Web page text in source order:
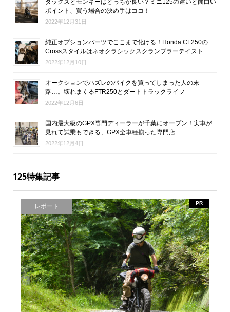
ポイント、買う場合の決め手はココ！
2022年12月31日
純正オプションパーツでここまで化ける！Honda CL250の
Crossスタイルはネオクラシックスクランブラーテイスト
2022年12月10日
オークションでハズレのバイクを買ってしまった人の末
路…。壊れまくるFTR250とダートトラックライフ
2022年12月6日
国内最大級のGPX専門ディーラーが千葉にオープン！実車が
見れて試乗もできる、GPX全車種揃った専門店
2022年12月4日
125特集記事
レポート PR